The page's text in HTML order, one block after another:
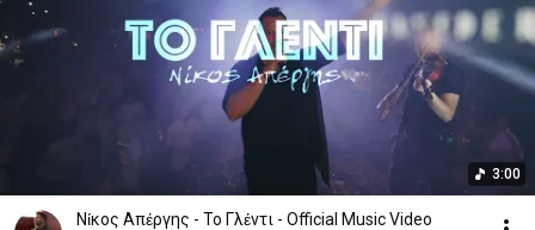
3:00
Νίκος Απέργης - Το Γλέντι - Official Music Video